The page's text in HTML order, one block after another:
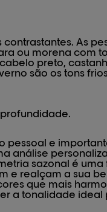
As
ou morena com
preto,
são os tons
pessoal e
análise
sazonal é
e realçam a sua
que mais
a tonalidade ideal